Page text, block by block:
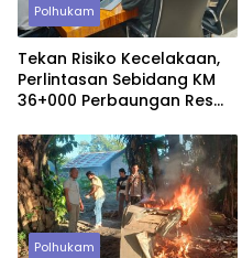
Polhukam
Tekan Risiko Kecelakaan,
Perlintasan Sebidang KM
36+000 Perbaungan Resmi
Polhukam